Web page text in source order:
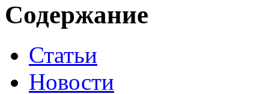
Содержание
Статьи
Новости